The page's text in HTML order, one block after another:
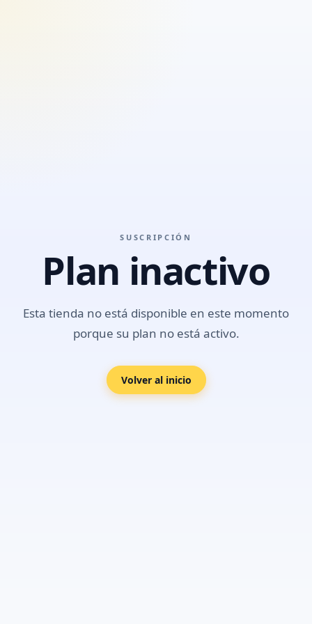
SUSCRIPCIÓN
Plan inactivo
Esta tienda no está disponible en este momento
porque su plan no está activo.
Volver al inicio